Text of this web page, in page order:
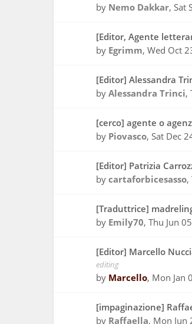
by Nemo Dakkar, Sat
[Editor, Agente
by Egrimm, Wed Oct
[Editor] Alessandra
by Alessandra Trinci,
[cerco] agente o
by Piovasco, Sat Dec
[Editor] Patrizia
by cartaforbicesasso,
[Traduttrice]
by Emily70, Thu Jun
[Editor] Marcello
editing
by Marcello, Mon Jan
[impaginazione]
by Raffaella, Mon Jun